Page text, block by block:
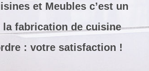
et Meubles c’est un
la fabrication de cuisine
: votre satisfaction !